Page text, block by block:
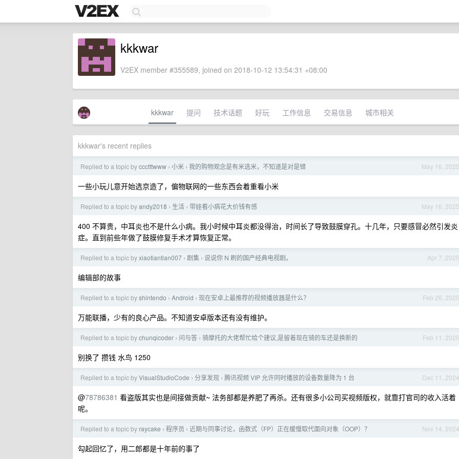
kkkwar
V2EX member #355589, joined on 2018-10-12 13:54:31 +08:00
kkkwar 提问 技术话题 好玩 工作信息 交易信息 城市相关
kkkwar's recent replies
May 16, 2025
Replied to a topic byccctttwww › 小米 › 我的购物观念是有米选米，不知道是对是错
一些小玩儿意开始选京造了，偏物联网的一些东西会着重看小米
May 16, 2025
Replied to a topic byandy2018 › 生活 › 带娃看小病花大价钱有感
400 不算贵，中耳炎也不是什么小病。我小时候中耳炎都没得治，时间长了导致鼓膜穿孔。十几年，只要感冒必然引发炎
症。直到前些年做了鼓膜修复手术才算恢复正常。
Apr 7, 2025
Replied to a topic byxiaotiantian007 › 剧集 › 说说你 N 刷的国产经典电视剧。
编辑部的故事
Feb 26, 2025
Replied to a topic byshintendo › Android › 现在安卓上最推荐的视频播放器是什么？
万能联播，少有的良心产品。不知道安卓版本还有没有维护。
Feb 11, 2025
Replied to a topic bychunqicoder › 问与答 › 骑摩托的大佬帮忙给个建议,是留着现在骑的车还是换新的
别换了 攒钱 水鸟 1250
Dec 11, 2024
Replied to a topic byVisualStudioCode › 分享发现 › 腾讯视频 VIP 允许同时播放的设备数量降为 1 台
@78786381 看盗版其实也是间接做贡献~ 法务部都是养肥了再杀。还有很多小公司买视频版权，就靠打官司的收入活着
呢。
Nov 14, 2024
Replied to a topic by raycake › 程序员 › 近期与同事讨论，函数式（FP）正在缓慢取代面向对象（OOP）？
勾起回忆了，用二郎都是十年前的事了